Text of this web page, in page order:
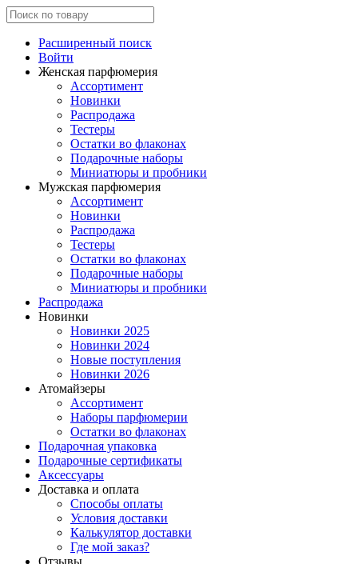
Расширенный поиск
Войти
Женская парфюмерия
Ассортимент
Новинки
Распродажа
Тестеры
Остатки во флаконах
Подарочные наборы
Миниатюры и пробники
Мужская парфюмерия
Ассортимент
Новинки
Распродажа
Тестеры
Остатки во флаконах
Подарочные наборы
Миниатюры и пробники
Распродажа
Новинки
Новинки 2025
Новинки 2024
Новые поступления
Новинки 2026
Атомайзеры
Ассортимент
Наборы парфюмерии
Остатки во флаконах
Подарочная упаковка
Подарочные сертификаты
Аксессуары
Доставка и оплата
Способы оплаты
Условия доставки
Калькулятор доставки
Где мой заказ?
Отзывы